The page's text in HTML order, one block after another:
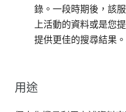
錄。一段時期後，該
上活動的資料或是您
提供更佳的搜尋結果。
用途